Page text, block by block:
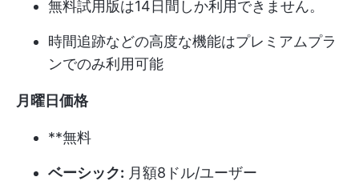
無料試用版は14日間しか利用できません。
時間追跡などの高度な機能はプレミアムプラ
ンでのみ利用可能
月曜日価格
**無料
ベーシック: 月額8ドル/ユーザー